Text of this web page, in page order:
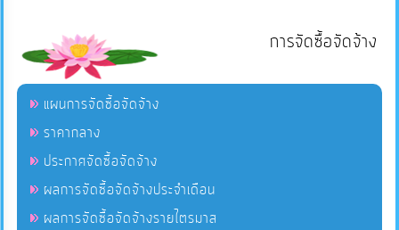
การจัดซื้อจัดจ้าง
แผนการจัดซื้อจัดจ้าง
ราคากลาง
ประกาศจัดซื้อจัดจ้าง
ผลการจัดซื้อจัดจ้างประจำเดือน
ผลการจัดซื้อจัดจ้างรายไตรมาส